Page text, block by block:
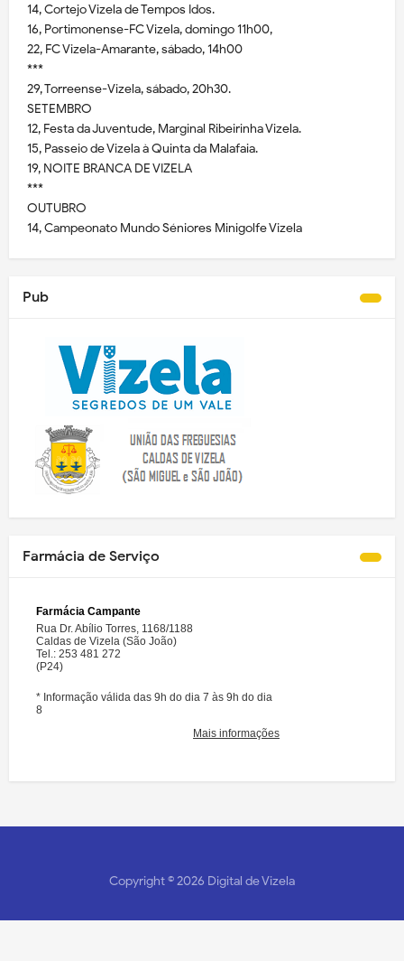
14, Cortejo Vizela de Tempos Idos.
16, Portimonense-FC Vizela, domingo 11h00,
22, FC Vizela-Amarante, sábado, 14h00
***
29, Torreense-Vizela, sábado, 20h30.
SETEMBRO
12, Festa da Juventude, Marginal Ribeirinha Vizela.
15, Passeio de Vizela à Quinta da Malafaia.
19, NOITE BRANCA DE VIZELA
***
OUTUBRO
14, Campeonato Mundo Séniores Minigolfe Vizela
Pub
Farmácia de Serviço
Copyright ©2026 Digital de Vizela